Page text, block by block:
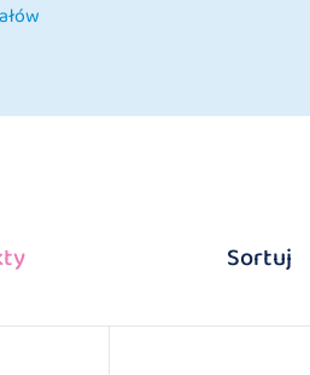
Sortuj